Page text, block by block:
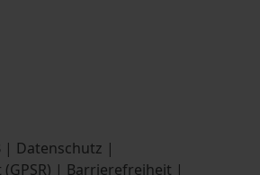
| Datenschutz |
| Barrierefreiheit |